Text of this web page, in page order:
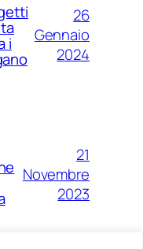
i
26
Gennaio
2024
21
Novembre
2023